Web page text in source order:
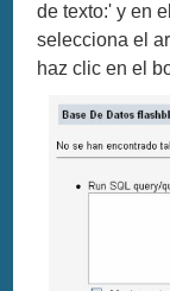
de texto:' y en
selecciona el
haz clic en el